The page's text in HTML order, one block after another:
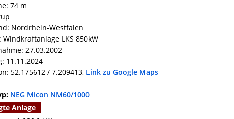
74 m
Nordrhein-Westfalen
LKS 850kW
27.03.2002
11.11.2024
52.175612 / 7.209413, Link zu Google Maps
NEG Micon NM60/1000
Anlage